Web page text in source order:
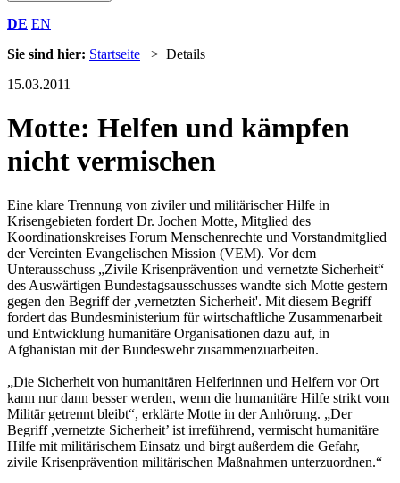
DE EN
Sie sind hier: Startseite
> Details
15.03.2011
Motte: Helfen und kämpfen
nicht vermischen
Eine klare Trennung von ziviler und militärischer Hilfe in
Krisengebieten fordert Dr. Jochen Motte, Mitglied des
Koordinationskreises Forum Menschenrechte und Vorstandmitglied
der Vereinten Evangelischen Mission (VEM). Vor dem
Unterausschuss „Zivile Krisenprävention und vernetzte Sicherheit“
des Auswärtigen Bundestagsausschusses wandte sich Motte gestern
gegen den Begriff der ,vernetzten Sicherheit'. Mit diesem Begriff
fordert das Bundesministerium für wirtschaftliche Zusammenarbeit
und Entwicklung humanitäre Organisationen dazu auf, in
Afghanistan mit der Bundeswehr zusammenzuarbeiten.
„Die Sicherheit von humanitären Helferinnen und Helfern vor Ort
kann nur dann besser werden, wenn die humanitäre Hilfe strikt vom
Militär getrennt bleibt“, erklärte Motte in der Anhörung. „Der
Begriff ,vernetzte Sicherheit’ ist irreführend, vermischt humanitäre
Hilfe mit militärischem Einsatz und birgt außerdem die Gefahr,
zivile Krisenprävention militärischen Maßnahmen unterzuordnen.“